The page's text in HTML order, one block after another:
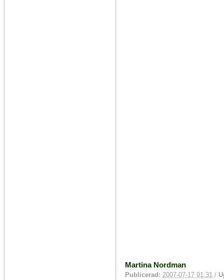
Martina Nordman
Publicerad: 2007-07-17 01:31 /